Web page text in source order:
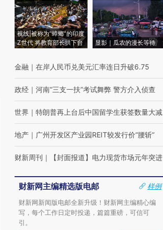
视线|被称为“蟑螂”的印度
Z世代 将教育部长拱下台
显影｜瓜农的漫长等待
金融 ｜ 在岸人民币兑美元汇率连日升破6.75
政经 ｜ 河南“三支一扶”考试舞弊 警方介入侦查
世界 ｜ 特朗普再上台后中国留学生获签数量大减
地产 ｜ 广州开发区产业园REIT较发行价“腰斩”
财新周刊 ｜ 【封面报道】电力现货市场元年突进
财新网主编精选版电邮
样例
财新网新闻版电邮全新升级！财新网主编精心编
写，每个工作日定时投递，篇篇重磅，可信可
引。